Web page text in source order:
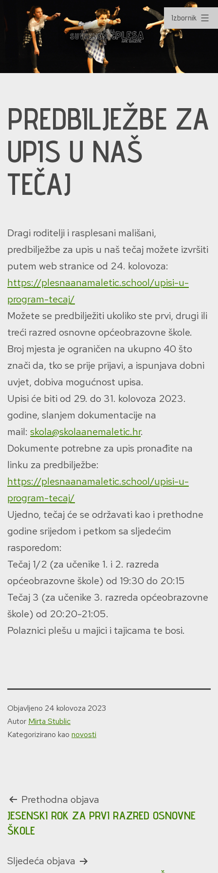
sadržaj
Izbornik
PREDBILJEŽBE ZA
UPIS U NAŠ
TEČAJ
Dragi roditelji i rasplesani mališani,
predbilježbe za upis u naš tečaj možete izvršiti
putem web stranice od 24. kolovoza:
https://plesnaanamaletic.school/upisi-u-
program-tecaj/
Možete se predbilježiti ukoliko ste prvi, drugi ili
treći razred osnovne općeobrazovne škole.
Broj mjesta je ograničen na ukupno 40 što
znači da, tko se prije prijavi, a ispunjava dobni
uvjet, dobiva mogućnost upisa.
Upisi će biti od 29. do 31. kolovoza 2023.
godine, slanjem dokumentacije na
mail: skola@skolaanemaletic.hr.
Dokumente potrebne za upis pronađite na
linku za predbilježbe:
https://plesnaanamaletic.school/upisi-u-
program-tecaj/
Ujedno, tečaj će se održavati kao i prethodne
godine srijedom i petkom sa sljedećim
rasporedom:
Tečaj 1/2 (za učenike 1. i 2. razreda
općeobrazovne škole) od 19:30 do 20:15
Tečaj 3 (za učenike 3. razreda općeobrazovne
škole) od 20:20-21:05.
Polaznici plešu u majici i tajicama te bosi.
Objavljeno 24 kolovoza 2023
Autor Mirta Stublic
Kategorizirano kao novosti
Navigacija
objava
Prethodna objava
JESENSKI ROK ZA PRVI RAZRED OSNOVNE
ŠKOLE
Sljedeća objava